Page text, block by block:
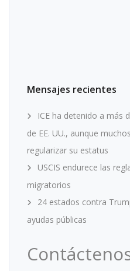
Mensajes recientes
ICE ha detenido a más
de EE. UU., aunque
regularizar su estatus
USCIS endurece las
migratorios
24 estados contra
ayudas públicas